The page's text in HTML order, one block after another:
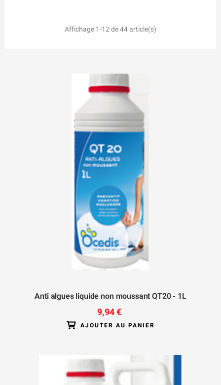
Affichage 1-12 de 44 article(s)
Anti algues liquide non moussant QT20 - 1L
9,94 €
AJOUTER AU PANIER